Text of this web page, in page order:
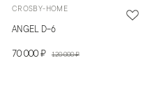
CROSBY-HOME
ANGEL D-6
70 000 ₽ 120 000 ₽